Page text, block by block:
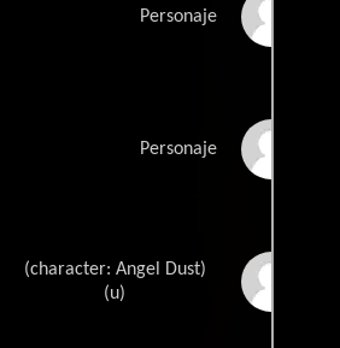
Personaje
Personaje
(character: Angel Dust)
(u)